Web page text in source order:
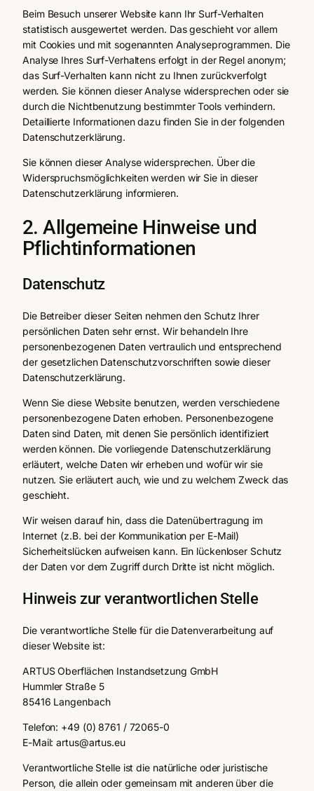
Beim Besuch unserer Website kann Ihr Surf-Verhalten
statistisch ausgewertet werden. Das geschieht vor allem
mit Cookies und mit sogenannten Analyseprogrammen. Die
Analyse Ihres Surf-Verhaltens erfolgt in der Regel anonym;
das Surf-Verhalten kann nicht zu Ihnen zurückverfolgt
werden. Sie können dieser Analyse widersprechen oder sie
durch die Nichtbenutzung bestimmter Tools verhindern.
Detaillierte Informationen dazu finden Sie in der folgenden
Datenschutz­erklärung.
Sie können dieser Analyse widersprechen. Über die
Widerspruchsmöglichkeiten werden wir Sie in dieser
Datenschutz­erklärung informieren.
2. Allgemeine Hinweise und
Pflichtinformationen
Datenschutz
Die Betreiber dieser Seiten nehmen den Schutz Ihrer
persönlichen Daten sehr ernst. Wir behandeln Ihre
personenbezogenen Daten vertraulich und entsprechend
der gesetzlichen Datenschutzvorschriften sowie dieser
Datenschutz­erklärung.
Wenn Sie diese Website benutzen, werden verschiedene
personenbezogene Daten erhoben. Personenbezogene
Daten sind Daten, mit denen Sie persönlich identifiziert
werden können. Die vorliegende Datenschutz­erklärung
erläutert, welche Daten wir erheben und wofür wir sie
nutzen. Sie erläutert auch, wie und zu welchem Zweck das
geschieht.
Wir weisen darauf hin, dass die Datenübertragung im
Internet (z.B. bei der Kommunikation per E-Mail)
Sicherheitslücken aufweisen kann. Ein lückenloser Schutz
der Daten vor dem Zugriff durch Dritte ist nicht möglich.
Hinweis zur verantwortlichen Stelle
Die verantwortliche Stelle für die Datenverarbeitung auf
dieser Website ist:
ARTUS Oberflächen Instandsetzung GmbH
Hummler Straße 5
85416 Langenbach
Telefon: +49 (0) 8761 / 72065-0
E-Mail: artus@artus.eu
Verantwortliche Stelle ist die natürliche oder juristische
Person, die allein oder gemeinsam mit anderen über die